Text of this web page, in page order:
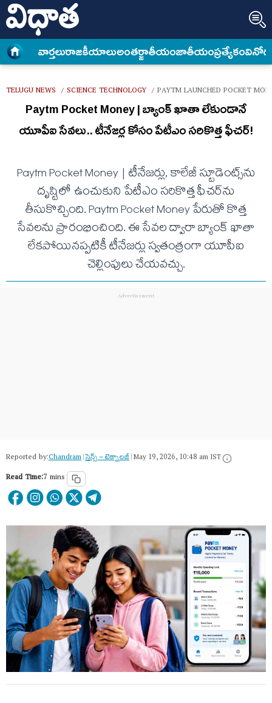
వార్త‌లురాజకీయాలుఅంత‌ర్జాతీయంజాతీయంప్రత్యేకం
TELUGU NEWS / SCIENCE TECHNOLOGY / PAYTM LAUNCHED POCKET
Paytm Pocket Money | బ్యాంక్ ఖాతా లేకుండానే
యూపీఐ సేవలు.. టీనేజర్ల కోసం పేటీఎం సరికొత్త ఫీచర్!
Paytm Pocket Money | టీనేజర్లు, కాలేజీ స్టూడెంట్స్‌ను
దృష్టిలో ఉంచుకుని పేటీఎం సరికొత్త ఫీచర్‌ను
తీసుకొచ్చింది. Paytm Pocket Money పేరుతో కొత్త
సేవలను ప్రారంభించింది. ఈ సేవల ద్వారా బ్యాంక్ ఖాతా
లేకపోయినప్పటికీ టీనేజర్లు స్వతంత్రంగా యూపీఐ
చెల్లింపులు చేయవచ్చు.
Reported by:Chandram|సైన్స్​ – టెక్నాలజీ|May 19, 2026, 10:48 am IST
Read Time:7 mins